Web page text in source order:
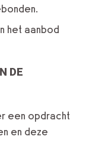
het aanbod
DE
een opdracht
en deze